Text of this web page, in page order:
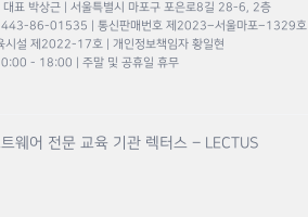
대표 박상근 | 서울특별시 마포구 포은로8길 28-6, 2층
443-86-01535 | 통신판매번호 제2023–서울마포–1329호
시설 제2022-17호 | 개인정보책임자 황일현
- 18:00 | 주말 및 공휴일 휴무
웨어 전문 교육 기관 렉터스 – LECTUS